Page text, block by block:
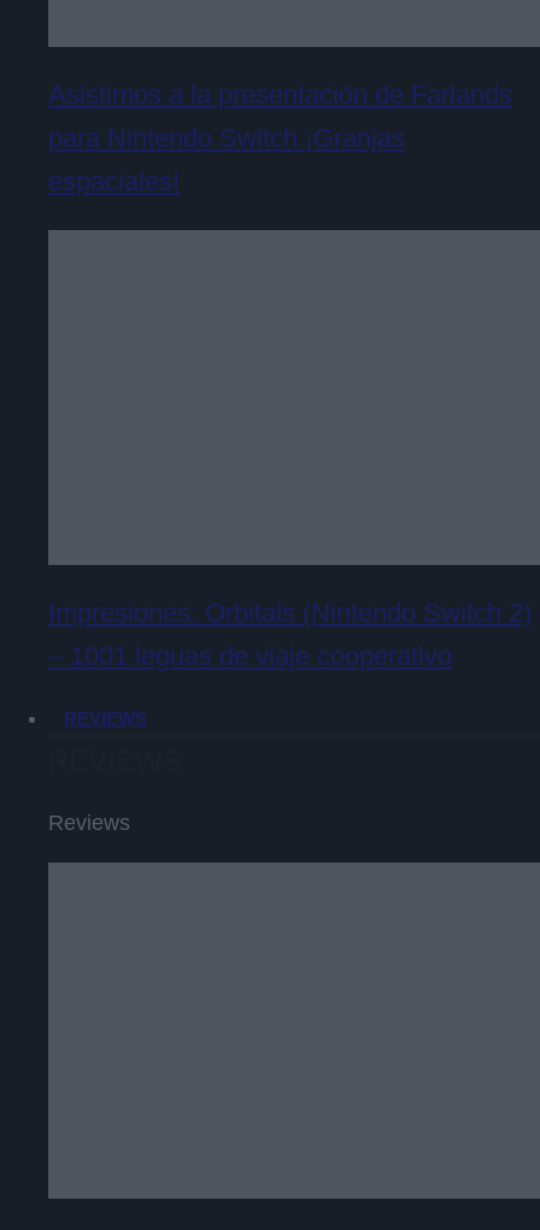
Asistimos a la presentación de Farlands
para Nintendo Switch ¡Granjas
espaciales!
Impresiones: Orbitals (Nintendo Switch 2)
– 1001 leguas de viaje cooperativo
REVIEWS
Reviews